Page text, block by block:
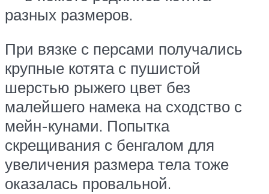
разных размеров.
При вязке с персами получались
крупные котята с пушистой
шерстью рыжего цвет без
малейшего намека на сходство с
мейн-кунами. Попытка
скрещивания с бенгалом для
увеличения размера тела тоже
оказалась провальной.